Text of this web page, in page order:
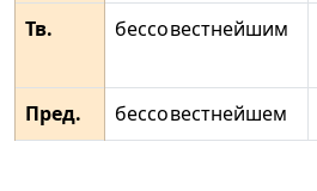
Тв. бессовестнейшим
Пред. бессовестнейшем